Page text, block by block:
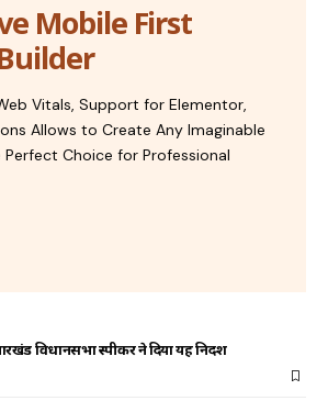
Mobile First
Vitals, Support for Elementor,
Allows to Create Any Imaginable
Choice for Professional
विधानसभा स्पीकर ने दिया यह निर्देश